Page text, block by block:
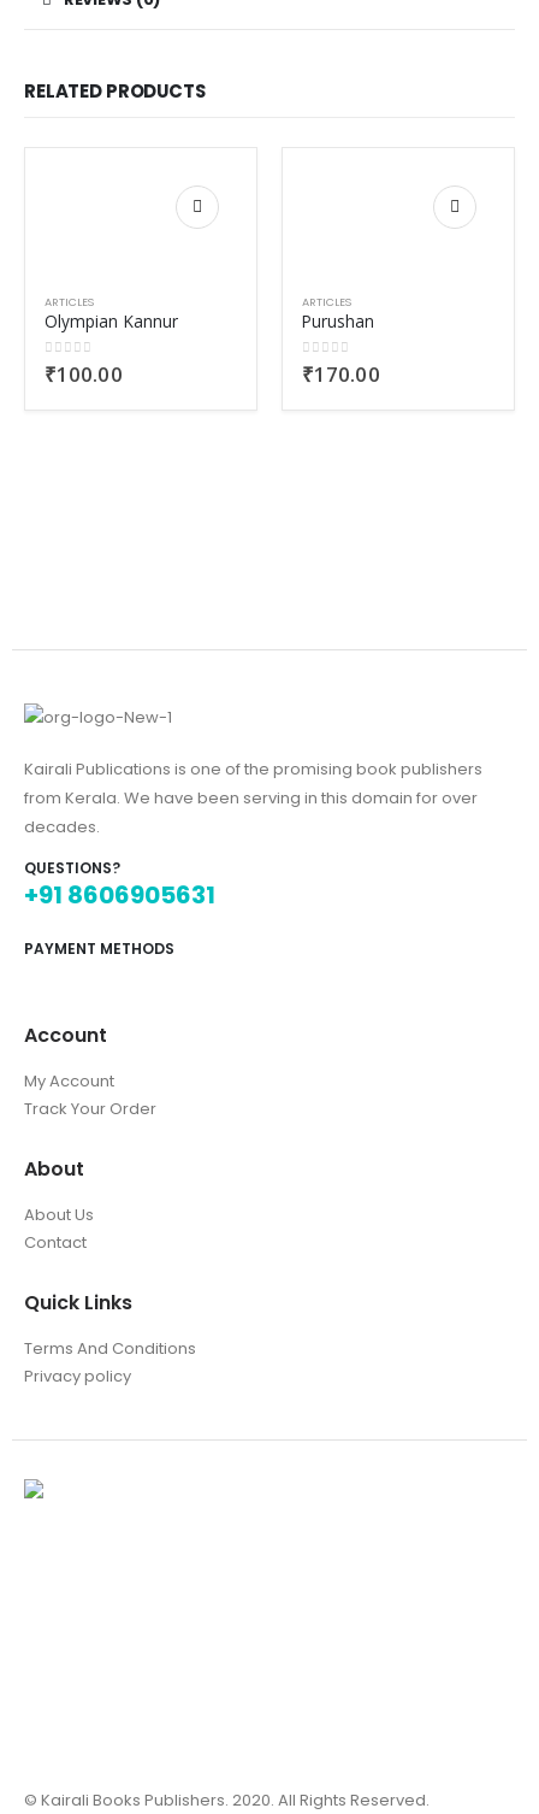
RELATED PRODUCTS
ARTICLES
Olympian Kannur
0out of 5
₹100.00
ARTICLES
Purushan
0out of 5
₹170.00
Kairali Publications is one of the promising book publishers
from Kerala. We have been serving in this domain for over
decades.
QUESTIONS?
+91 8606905631
PAYMENT METHODS
Account
My Account
Track Your Order
About
About Us
Contact
Quick Links
Terms And Conditions
Privacy policy
© Kairali Books Publishers. 2020. All Rights Reserved.